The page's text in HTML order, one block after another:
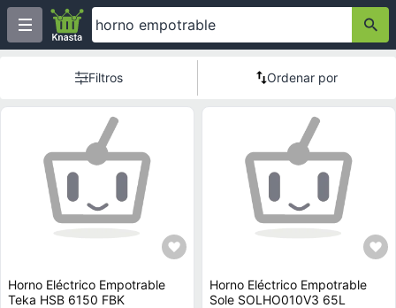
Filtros Ordenar por
Horno Eléctrico Empotrable
Teka HSB 6150 FBK
Horno Eléctrico Empotrable
Sole SOLHO010V3 65L